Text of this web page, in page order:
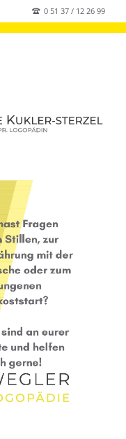
0 51 37 / 12 26 99